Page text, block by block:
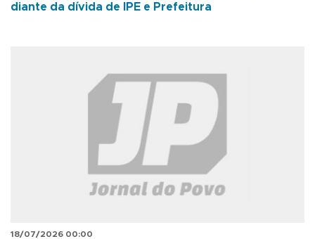
diante da dívida de IPE e Prefeitura
18/07/2026 00:00